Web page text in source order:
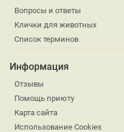
Вопросы и ответы
Клички для животных
Список терминов
Информация
Отзывы
Помощь приюту
Карта сайта
Использование Cookies